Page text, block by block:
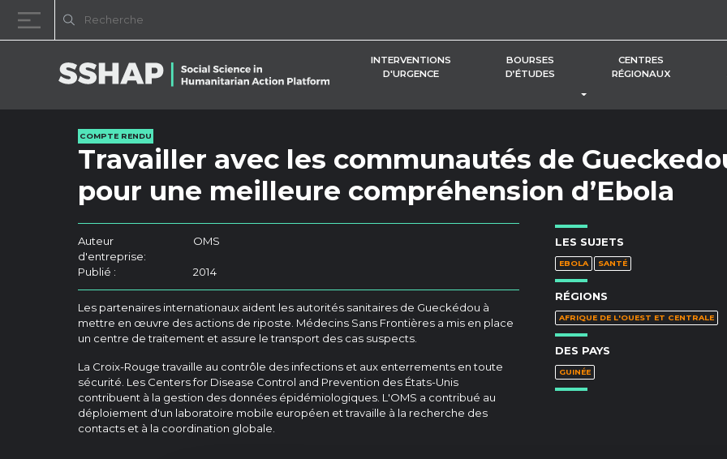
INTERVENTIONS
D'URGENCE
BOURSES
D’ÉTUDES
CENTRES
RÉGIONAUX
BASCULER LE MENU
COMPTE RENDU
Travailler avec les communautés de
pour une meilleure compréhension d’Ebola
Auteur
d'entreprise:
OMS
Publié : 2014
Les partenaires internationaux aident les autorités sanitaires de Gueckédou à
mettre en œuvre des actions de riposte. Médecins Sans Frontières a mis en place
un centre de traitement et assure le transport des cas suspects.
La Croix-Rouge travaille au contrôle des infections et aux enterrements en toute
sécurité. Les Centers for Disease Control and Prevention des États-Unis
contribuent à la gestion des données épidémiologiques. L'OMS a contribué au
déploiement d'un laboratoire mobile européen et travaille à la recherche des
contacts et à la coordination globale.
LES SUJETS
EBOLA SANTÉ
RÉGIONS
AFRIQUE DE L'OUEST ET CENTRALE
DES PAYS
GUINÉE